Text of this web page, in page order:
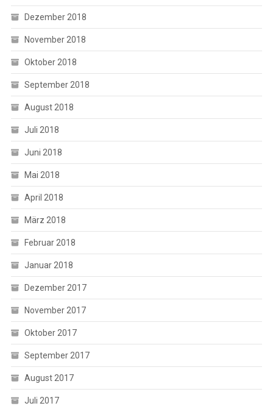
Dezember 2018
November 2018
Oktober 2018
September 2018
August 2018
Juli 2018
Juni 2018
Mai 2018
April 2018
März 2018
Februar 2018
Januar 2018
Dezember 2017
November 2017
Oktober 2017
September 2017
August 2017
Juli 2017